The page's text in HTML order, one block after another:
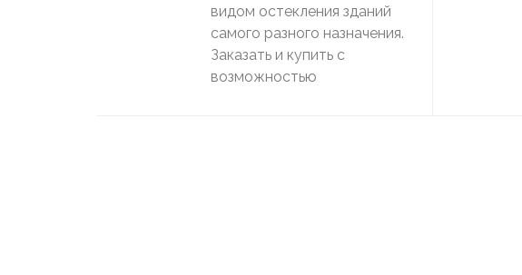
видом остекления зданий
самого разного назначения.
Заказать и купить с
возможностью